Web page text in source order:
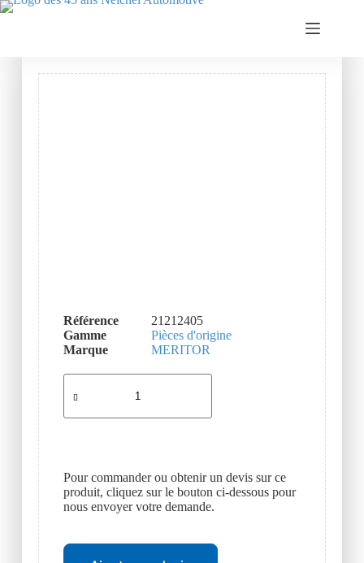
Référence
21212405
Gamme
Pièces d'origine
Marque
MERITOR
Pour commander ou obtenir un devis sur ce
produit, cliquez sur le bouton ci-dessous pour
nous envoyer votre demande.